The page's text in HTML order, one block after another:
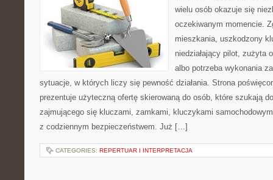
wielu osób okazuje się
oczekiwanym momencie.
mieszkania, uszkodzony
niedziałający pilot, zużyta
albo potrzeba wykonania
sytuacje, w których liczy się pewność działania. Strona
prezentuje użyteczną ofertę skierowaną do osób, które szukają
zajmującego się kluczami, zamkami, kluczykami
z codziennym bezpieczeństwem. Już […]
CATEGORIES: REPERTUAR I INTERPRETACJA